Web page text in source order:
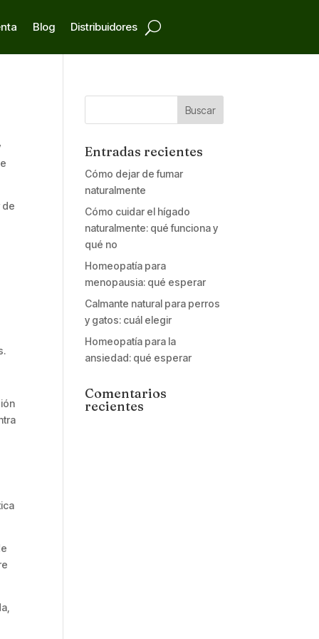
Blog Distribuidores
de
Entradas recientes
Cómo dejar de fumar
naturalmente
Cómo cuidar el hígado
naturalmente: qué funciona y
qué no
Homeopatía para
menopausia: qué esperar
Calmante natural para perros
y gatos: cuál elegir
Homeopatía para la
ansiedad: qué esperar
Comentarios
recientes